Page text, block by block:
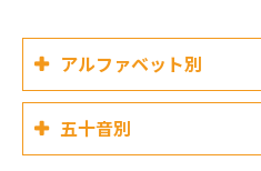
アルファベット別
五十音別